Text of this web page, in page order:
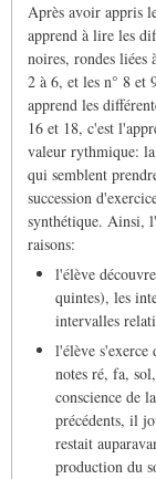
Après avoir appris
apprend à lire les
noires, rondes liées
2 à 6, et les n° 8 et
apprend les
16 et 18, c'est
valeur rythmique:
qui semblent
succession
synthétique. Ainsi,
raisons:
l'élève
quintes), les
intervalles
l'élève s'exerce
notes ré, fa,
conscience de
précédents, il
restait
production du